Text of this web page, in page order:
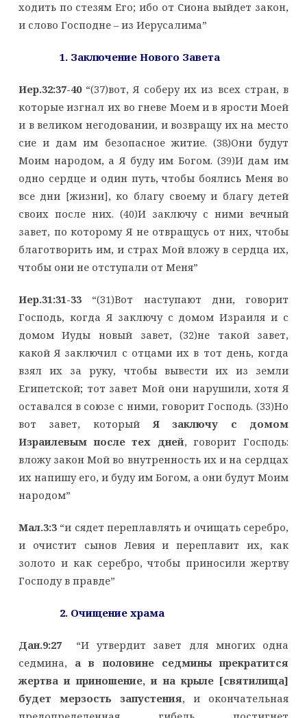
ходить по стезям Его; ибо от Сиона выйдет закон,
и слово Господне – из Иерусалима”
1. Заключение Нового Завета
Иер.32:37-40“(37)вот, Я соберу их из всех стран, в
которые изгнал их во гневе Моем и в ярости Моей
и в великом негодовании, и возвращу их на место
сие и дам им безопасное житие. (38)Они будут
Моим народом, а Я буду им Богом. (39)И дам им
одно сердце и один путь, чтобы боялись Меня во
все дни [жизни], ко благу своему и благу детей
своих после них. (40)И заключу с ними вечный
завет, по которому Я не отвращусь от них, чтобы
благотворить им, и страх Мой вложу в сердца их,
чтобы они не отступали от Меня”
Иер.31:31-33“(31)Вот наступают дни, говорит
Господь, когда Я заключу с домом Израиля и с
домом Иуды новый завет, (32)не такой завет,
какой Я заключил с отцами их в тот день, когда
взял их за руку, чтобы вывести их из земли
Египетской; тот завет Мой они нарушили, хотя Я
оставался в союзе с ними, говорит Господь. (33)Но
вот завет, которыйЯ заключу с домом
Израилевым после тех дней, говорит Господь:
вложу закон Мой во внутренность их и на сердцах
их напишу его, и буду им Богом, а они будут Моим
народом”
Мал.3:3“и сядет переплавлять и очищать серебро,
и очистит сынов Левия и переплавит их, как
золото и как серебро, чтобы приносили жертву
Господу в правде”
2. Очищение храма
Дан.9:27“И утвердит завет для многих одна
седмина, а в половине седмины прекратится
жертва и приношение, и на крыле [святилища]
будет мерзость запустения, и окончательная